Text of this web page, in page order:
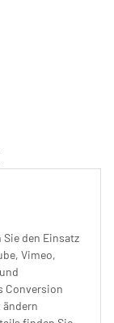
Sie den Einsatz
Vimeo,
Conversion
ändern